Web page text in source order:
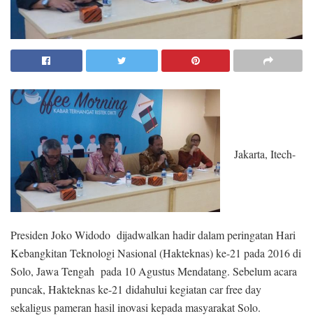
Jakarta, Itech-
Presiden Joko Widodo dijadwalkan hadir dalam peringatan Hari
Kebangkitan Teknologi Nasional (Hakteknas) ke-21 pada 2016 di
Solo, Jawa Tengah pada 10 Agustus Mendatang. Sebelum acara
puncak, Hakteknas ke-21 didahului kegiatan car free day
sekaligus pameran hasil inovasi kepada masyarakat Solo.